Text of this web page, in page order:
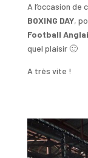
A l’occasion
BOXING DAY,
Football
quel plaisir 🙂
A très vite !